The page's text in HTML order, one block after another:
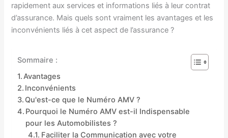
rapidement aux services et informations liés à leur contrat
d’assurance. Mais quels sont vraiment les avantages et les
inconvénients liés à cet aspect de l’assurance ?
Sommaire :
Avantages
Inconvénients
Qu'est-ce que le Numéro AMV ?
Pourquoi le Numéro AMV est-il Indispensable
pour les Automobilistes ?
Faciliter la Communication avec votre